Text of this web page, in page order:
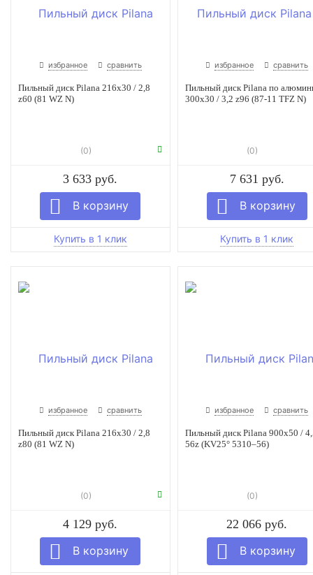
избранное сравнить
Пильный диск Pilana 216x30 / 2,8
z60 (81 WZ N)
(0)
3 633 руб.
избранное сравнить
Пильный диск Pilana по
300x30 / 3,2 z96 (87-11 TFZ N)
(0)
7 631 руб.
избранное сравнить
Пильный диск Pilana 216x30 / 2,8
z80 (81 WZ N)
(0)
4 129 руб.
избранное сравнить
Пильный диск Pilana 900х50 /
56z (KV25° 5310–56)
(0)
22 066 руб.